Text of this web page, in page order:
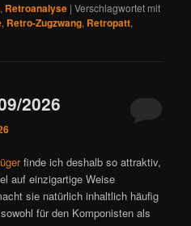
, Retroanalyse |Verschlagwortet mit
, Retro-Zugzwang, Retropatt,
2026
finde ich deshalb so attraktiv,
auf einzigartige Weise
sie natürlich inhaltlich häufig
für den Komponisten als